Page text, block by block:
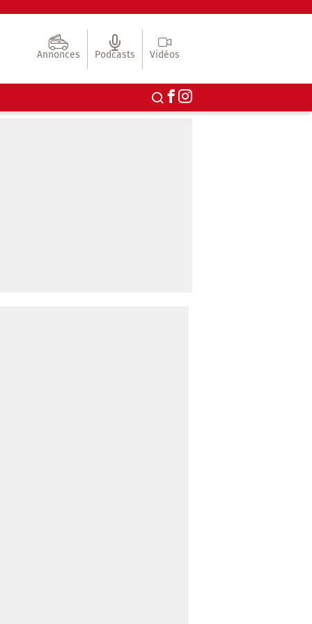
Annonces Podcasts Vidéos